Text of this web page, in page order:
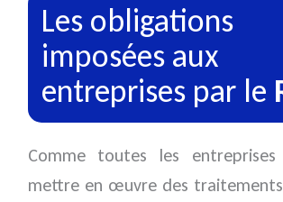
Les obligations
imposées aux
entreprises par le
Comme toutes les
mettre en œuvre des